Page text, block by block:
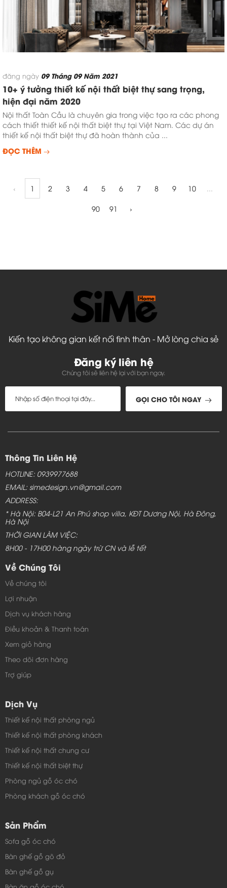
đăng ngày 09 Tháng 09 Năm 2021
10+ ý tưởng thiết kế nội thất biệt thự sang trọng,
hiện đại năm 2020
Nội thất Toàn Cầu là chuyên gia trong việc tạo ra các phong
cách thiết thiết kế nội thất biệt thự tại Việt Nam. Các dự án
thiết kế nội thất biệt thự đã hoàn thành của ...
ĐỌC THÊM
‹ 1 2 3 4 5 6 7 8 9 10 ...
90 91 ›
Kiến tạo không gian kết nối tình thân - Mở lòng chia sẻ
Đăng ký liên hệ
Chúng tôi sẽ liên hệ lại với bạn ngay.
GỌI CHO TÔI NGAY
Thông Tin Liên Hệ
HOTLINE: 0939977688
EMAIL: simedesign.vn@gmail.com
ADDRESS:
* Hà Nội: B04-L21 An Phú shop villa, KĐT Dương Nội, Hà Đông,
Hà Nội
THỜI GIAN LÀM VIỆC:
8H00 - 17H00 hàng ngày trừ CN và lễ tết
Về Chúng Tôi
Về chúng tôi
Lợi nhuận
Dịch vụ khách hàng
Điều khoản & Thanh toán
Xem giỏ hàng
Theo dõi đơn hàng
Trợ giúp
Dịch Vụ
Thiết kế nội thất phòng ngủ
Thiết kế nội thất phòng khách
Thiết kế nội thất chung cư
Thiết kế nội thất biệt thự
Phòng ngủ gỗ óc chó
Phòng khách gỗ óc chó
Sản Phẩm
Sofa gỗ óc chó
Bàn ghế gỗ gõ đỏ
Bàn ghế gỗ gụ